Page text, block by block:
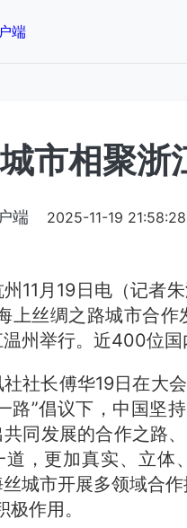
端
市相聚浙
端 2025-11-19 21:58:28
11月19日电（记者
上丝绸之路城市合作
温州举行。近400位国
社长傅华19日在大
路”倡议下，中国坚
同发展的合作之路
道，更加真实、立体
城市开展多领域合
极作用。